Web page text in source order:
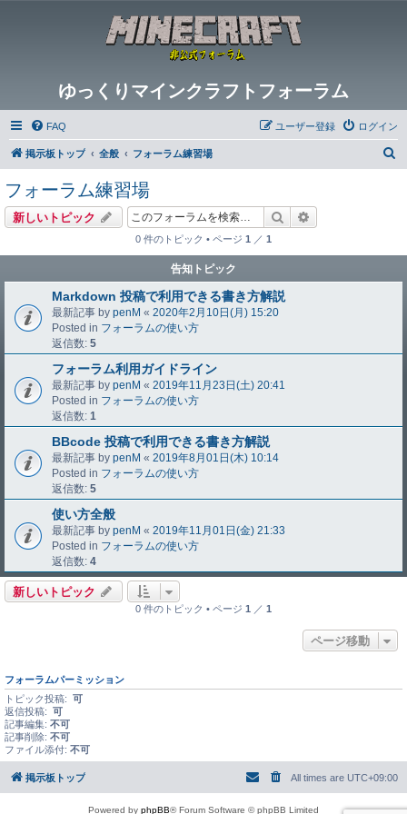
ゆっくりマインクラフトフォーラム
FAQ ログイン
ユーザー登録
掲示板トップ 全般 フォーラム練習場
フォーラム練習場
新しいトピック 検索
0 件のトピック • ページ 1 ／ 1
告知トピック
Markdown 投稿で利用できる書き方解説
最新記事 by penM « 2020年2月10日(月) 15:20
Posted in フォーラムの使い方
返信数: 5
フォーラム利用ガイドライン
最新記事 by penM « 2019年11月23日(土) 20:41
Posted in フォーラムの使い方
返信数: 1
BBcode 投稿で利用できる書き方解説
最新記事 by penM « 2019年8月01日(木) 10:14
Posted in フォーラムの使い方
返信数: 5
使い方全般
最新記事 by penM « 2019年11月01日(金) 21:33
Posted in フォーラムの使い方
返信数: 4
新しいトピック
0 件のトピック • ページ 1 ／ 1
ページ移動
フォーラムパーミッション
トピック投稿: 可
返信投稿: 可
記事編集: 不可
記事削除: 不可
ファイル添付: 不可
掲示板トップ All times are UTC+09:00
Powered by phpBB® Forum Software © phpBB Limited